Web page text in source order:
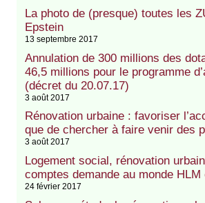
La photo de (presque) toutes les
Epstein
13 septembre 2017
Annulation de 300 millions des
46,5 millions pour le programme
(décret du 20.07.17)
3 août 2017
Rénovation urbaine : favoriser
que de chercher à faire venir des
3 août 2017
Logement social, rénovation
comptes demande au monde
24 février 2017